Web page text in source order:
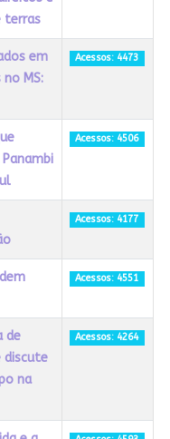
terras
em
MS:
Acessos: 4473
Acessos: 4506
Acessos: 4177
Acessos: 4551
de
discute
na
Acessos: 4264